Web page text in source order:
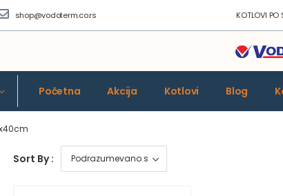
shop@vodoterm.co.rs KOTLOVI
Početna Akcija Kotlovi Blog
Sort By :